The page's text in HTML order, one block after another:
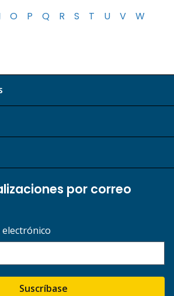
O P Q R S T U V
W
por correo
Suscríbase